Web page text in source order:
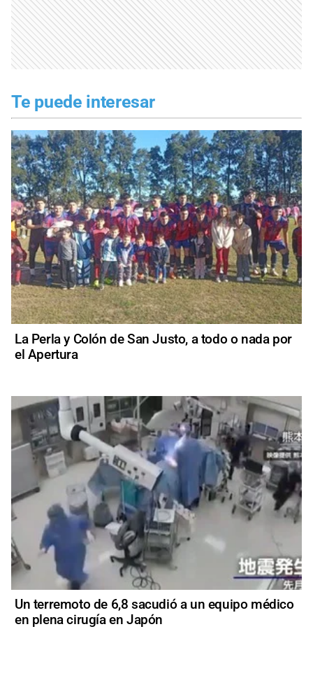
Te puede interesar
La Perla y Colón de San Justo, a todo o nada por
el Apertura
Un terremoto de 6,8 sacudió a un equipo médico
en plena cirugía en Japón